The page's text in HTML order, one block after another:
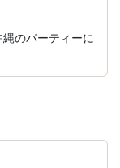
のパーティーに